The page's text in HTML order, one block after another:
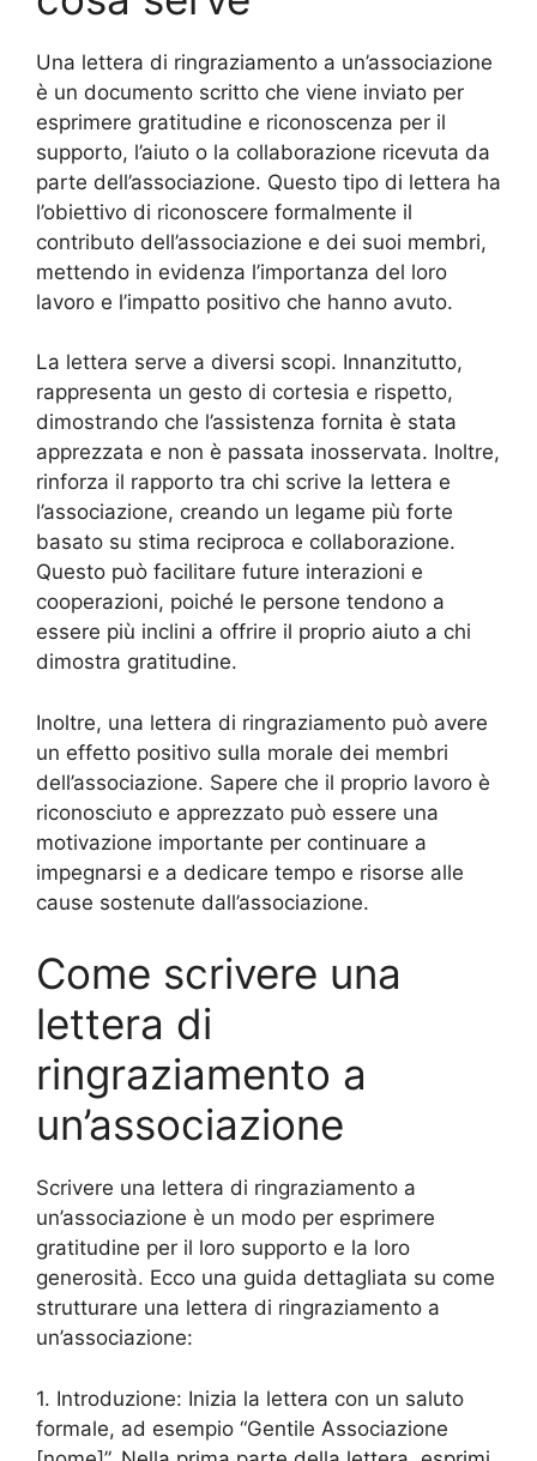
Una lettera di ringraziamento a un’associazione
è un documento scritto che viene inviato per
esprimere gratitudine e riconoscenza per il
supporto, l’aiuto o la collaborazione ricevuta da
parte dell’associazione. Questo tipo di lettera ha
l’obiettivo di riconoscere formalmente il
contributo dell’associazione e dei suoi membri,
mettendo in evidenza l’importanza del loro
lavoro e l’impatto positivo che hanno avuto.
La lettera serve a diversi scopi. Innanzitutto,
rappresenta un gesto di cortesia e rispetto,
dimostrando che l’assistenza fornita è stata
apprezzata e non è passata inosservata. Inoltre,
rinforza il rapporto tra chi scrive la lettera e
l’associazione, creando un legame più forte
basato su stima reciproca e collaborazione.
Questo può facilitare future interazioni e
cooperazioni, poiché le persone tendono a
essere più inclini a offrire il proprio aiuto a chi
dimostra gratitudine.
Inoltre, una lettera di ringraziamento può avere
un effetto positivo sulla morale dei membri
dell’associazione. Sapere che il proprio lavoro è
riconosciuto e apprezzato può essere una
motivazione importante per continuare a
impegnarsi e a dedicare tempo e risorse alle
cause sostenute dall’associazione.
Come scrivere una
lettera di
ringraziamento a
un’associazione
Scrivere una lettera di ringraziamento a
un’associazione è un modo per esprimere
gratitudine per il loro supporto e la loro
generosità. Ecco una guida dettagliata su come
strutturare una lettera di ringraziamento a
un’associazione:
1. Introduzione: Inizia la lettera con un saluto
formale, ad esempio “Gentile Associazione